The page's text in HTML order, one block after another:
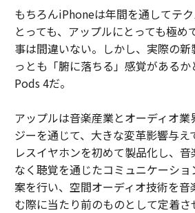
もちろんiPhoneは年間を通してテ
とっても、アップルにとっても極め
事は間違いない。しかし、実際の
っとも「腑に落ちる」感覚がある
Pods 4だ。
アップルは音楽産業とオーディオ業
ジーを通じて、大きな変革影響与え
レスイヤホンを初めて製品化し、
なく聴覚を通じたコミュニケーシ
案を行い、空間オーディオ技術を音
む際に当たり前のものとして定着さ